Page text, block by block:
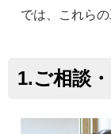
では、これら
1.ご相談